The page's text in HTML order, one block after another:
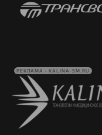
РЕКЛАМА • KALINA-SM.RU